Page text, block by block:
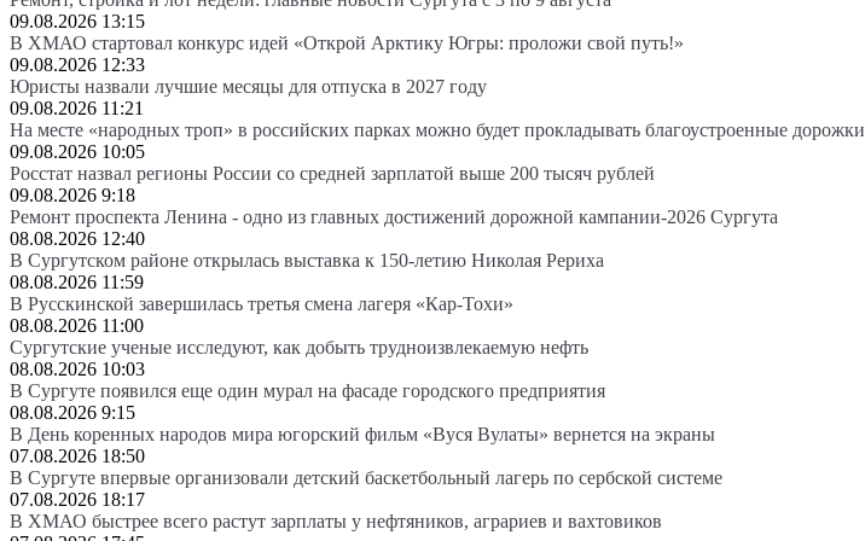
09.08.2026 13:15
В ХМАО стартовал конкурс идей «Открой Арктику Югры: проложи свой путь!»
09.08.2026 12:33
Юристы назвали лучшие месяцы для отпуска в 2027 году
09.08.2026 11:21
На месте «народных троп» в российских парках можно будет прокладывать благоустроенные дорожки
09.08.2026 10:05
Росстат назвал регионы России со средней зарплатой выше 200 тысяч рублей
09.08.2026 9:18
Ремонт проспекта Ленина - одно из главных достижений дорожной кампании-2026 Сургута
08.08.2026 12:40
В Сургутском районе открылась выставка к 150-летию Николая Рериха
08.08.2026 11:59
В Русскинской завершилась третья смена лагеря «Кар-Тохи»
08.08.2026 11:00
Сургутские ученые исследуют, как добыть трудноизвлекаемую нефть
08.08.2026 10:03
В Сургуте появился еще один мурал на фасаде городского предприятия
08.08.2026 9:15
В День коренных народов мира югорский фильм «Вуся Вулаты» вернется на экраны
07.08.2026 18:50
В Сургуте впервые организовали детский баскетбольный лагерь по сербской системе
07.08.2026 18:17
В ХМАО быстрее всего растут зарплаты у нефтяников, аграриев и вахтовиков